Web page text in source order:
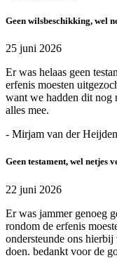
Geen wilsbeschikking, wel
25 juni 2026
Er was helaas geen
erfenis moesten
want we hadden dit nog
alles mee.
- Mirjam van der Heijden
Geen testament, wel netjes
22 juni 2026
Er was jammer genoeg
rondom de erfenis
ondersteunde ons
doen. bedankt voor de